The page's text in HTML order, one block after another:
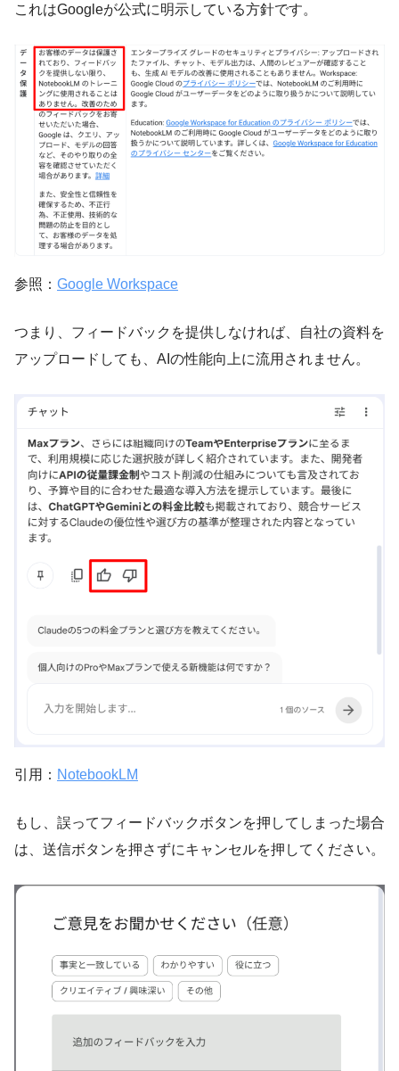
これはGoogleが公式に明示している方針です。
参照： Google Workspace
つまり、フィードバックを提供しなければ、自社の資料を
アップロードしても、AIの性能向上に流用されません。
引用： NotebookLM
もし、誤ってフィードバックボタンを押してしまった場合
は、送信ボタンを押さずにキャンセルを押してください。